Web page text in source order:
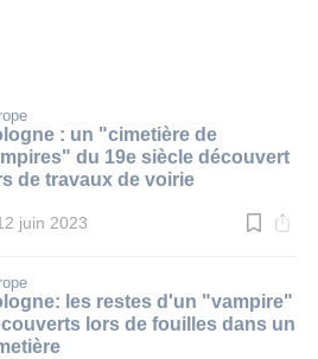
: un "cimetière de
du 19e siècle découvert
de travaux de voirie
juin 2023
les restes d'un "vampire"
lors de fouilles dans un